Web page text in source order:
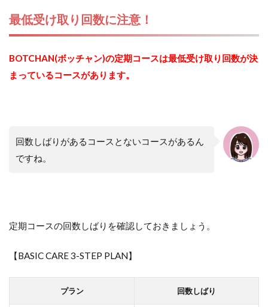
最低受け取り回数に注意！
BOTCHAN(ボッチャン)の定期コースは最低受け取り回数が決
まっているコースがあります。
回数しばりがあるコースとないコースがあるん
ですね。
定期コースの回数しばりを確認しておきましょう。
【BASIC CARE 3-STEP PLAN】
プラン 回数しばり